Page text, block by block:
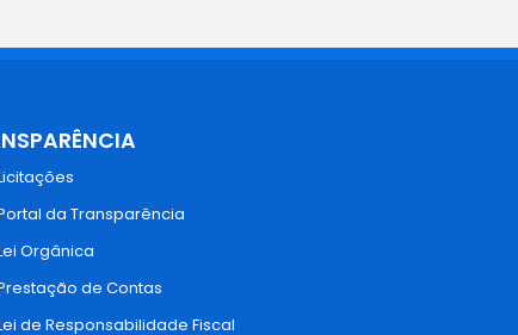
da Transparência
Orgânica
de Contas
de Responsabilidade Fiscal